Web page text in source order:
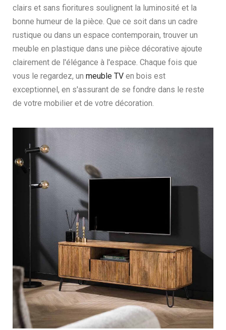
clairs et sans fioritures soulignent la luminosité et la
bonne humeur de la pièce. Que ce soit dans un cadre
rustique ou dans un espace contemporain, trouver un
meuble en plastique dans une pièce décorative ajoute
clairement de l'élégance à l'espace. Chaque fois que
vous le regardez, un meuble TV en bois est
exceptionnel, en s'assurant de se fondre dans le reste
de votre mobilier et de votre décoration.